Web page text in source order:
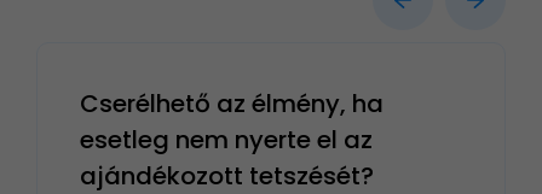
Cserélhető az élmény, ha
esetleg nem nyerte el az
ajándékozott tetszését?